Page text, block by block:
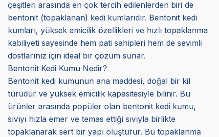
çeşitleri arasında en çok tercih edilenlerden biri de
bentonit (topaklanan) kedi kumlarıdır. Bentonit kedi
kumları, yüksek emicilik özellikleri ve hızlı topaklanma
kabiliyeti sayesinde hem pati sahipleri hem de sevimli
dostlarınız için ideal bir çözüm sunar.
Bentonit Kedi Kumu Nedir?
Bentonit kedi kumunun ana maddesi, doğal bir kil
türüdür ve yüksek emicilik kapasitesiyle bilinir. Bu
ürünler arasında popüler olan bentonit kedi kumu,
sıvıyı hızla emer ve temas ettiği sıvıyla birlikte
topaklanarak sert bir yapı oluşturur. Bu topaklanma